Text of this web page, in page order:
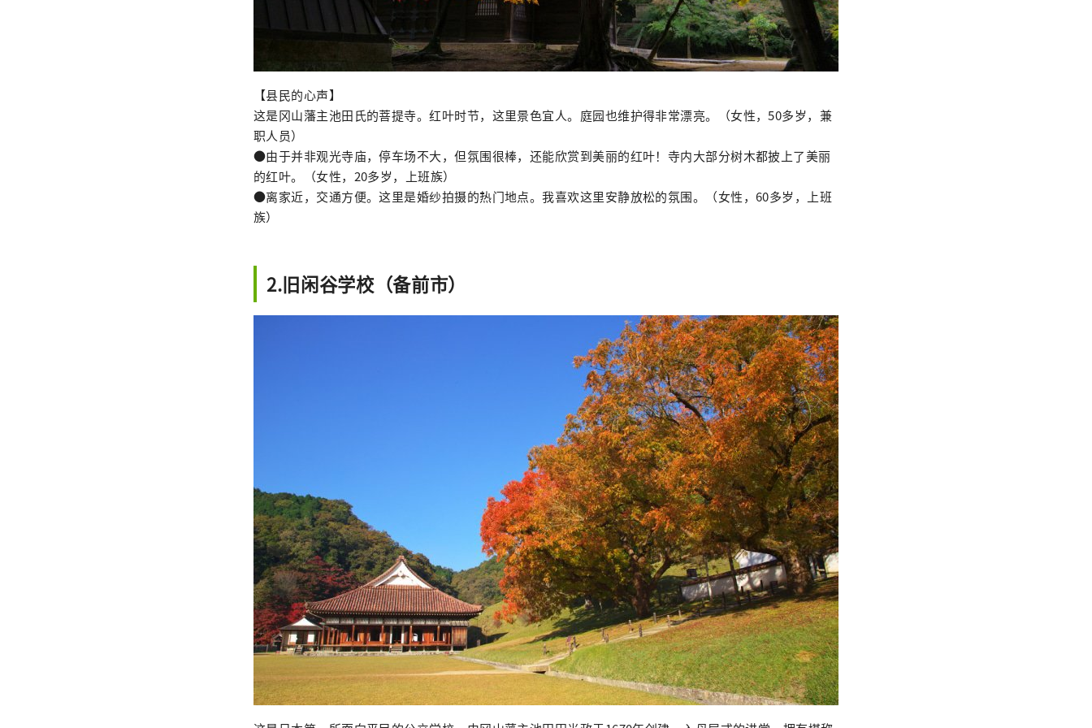
【县民的心声】
这是冈山藩主池田氏的菩提寺。红叶时节，这里景色宜人。庭园也维护得非常漂亮。（女性，50多岁，兼
职人员）
●由于并非观光寺庙，停车场不大，但氛围很棒，还能欣赏到美丽的红叶！寺内大部分树木都披上了美丽
的红叶。（女性，20多岁，上班族）
●离家近，交通方便。这里是婚纱拍摄的热门地点。我喜欢这里安静放松的氛围。（女性，60多岁，上班
族）
2.旧闲谷学校（备前市）